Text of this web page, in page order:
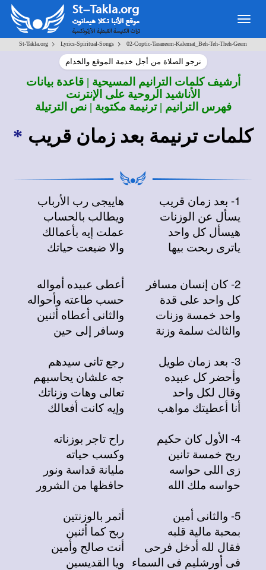
St-Takla.org > Lyrics-Spiritual-Songs > 02-Coptic-Taraneem-Kalemat_Beh-Teh-Theh-Geem
نرجو الصلاة من أجل خدمة الموقع والخدام
أرشيف كلمات الترانيم المسيحية | قاعدة بيانات
الأناشيد الروحية على الإنترنت
فهرس الترانيم | ترنيمة مكتوبة | نص الترتيلة
كلمات ترنيمة بعد زمان قريب *
هاييجى رب الأرباب
ويطالب بالحساب
عملت إيه بأعمالك
والا ضيعت حياتك
أعطى عبيده أمواله
حسب طاعته وأحواله
والثانى أعطاه أثنين
وسافر إلى حين
رجع تانى سيدهم
جه علشان يحاسبهم
تعالى وهات وزناتك
وإيه كانت أفعالك
راح تاجر بوزناته
وكسب حياته
مليانة قداسة ونور
حافظها من الشرور
أثمر بالوزنتين
ربح كما أثنين
أنت صالح وأمين
ويا القديسين
1- بعد زمان قريب
يسأل عن الوزنات
هيسأل كل واحد
ياترى ربحت بيها
2- كان إنسان مسافر
كل واحد على قدة
واحد خمسة وزنات
والثالث سلمة وزنة
3- بعد زمان طويل
وأحضر كل عبيده
وقال لكل واحد
أنا أعطيتك مواهب
4- الأول كان حكيم
ربح خمسة تانين
زى اللى حواسه
حواسه ملك الله
5- والثانى أمين
بمحبة مالية قلبه
فقال لله أدخل فرحى
فى أورشليم فى السماء